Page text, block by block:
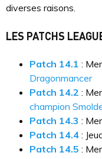
diverses raisons.
LES PATCHS
Patch 14.1 :
Dragonmancer
Patch 14.2 :
champion
Patch 14.3 :
Patch 14.4 :
Patch 14.5 :